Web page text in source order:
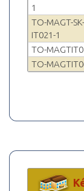
1
TO-MAGT-SK-
IT021-1
TO-
TO-